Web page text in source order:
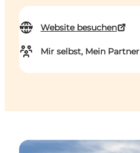
Website besuchen
Mir selbst, Mein Partner